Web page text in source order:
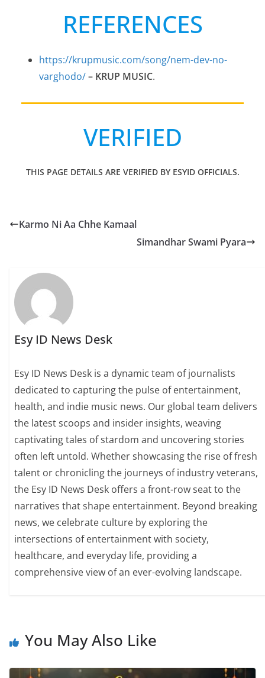
REFERENCES
https://krupmusic.com/song/nem-dev-no-
varghodo/– KRUP MUSIC.
VERIFIED
THIS PAGE DETAILS ARE VERIFIED BY ESYID OFFICIALS.
Karmo Ni Aa Chhe Kamaal
Simandhar Swami Pyara
Esy ID News Desk
Esy ID News Desk is a dynamic team of journalists
dedicated to capturing the pulse of entertainment,
health, and indie music news. Our global team delivers
the latest scoops and insider insights, weaving
captivating tales of stardom and uncovering stories
often left untold. Whether showcasing the rise of fresh
talent or chronicling the journeys of industry veterans,
the Esy ID News Desk offers a front-row seat to the
narratives that shape entertainment. Beyond breaking
news, we celebrate culture by exploring the
intersections of entertainment with society,
healthcare, and everyday life, providing a
comprehensive view of an ever-evolving landscape.
You May Also Like